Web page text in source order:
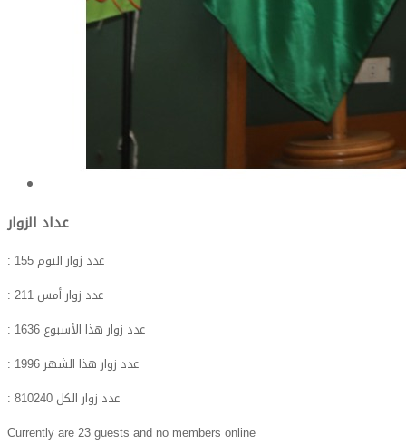
عداد الزوار
: عدد زوار اليوم155
: عدد زوار أمس 211
: عدد زوار هذا الأسبوع 1636
: عدد زوار هذا الشهر 1996
: عدد زوار الكل 810240
Currently are 23 guests and no members online